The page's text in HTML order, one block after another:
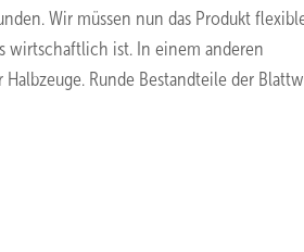
Wir müssen nun das Produkt
wirtschaftlich ist. In einem anderen
Runde Bestandteile der